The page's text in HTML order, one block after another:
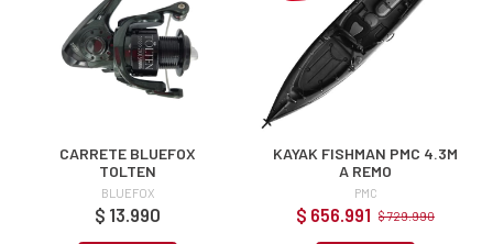
JUGAR
CARRETE BLUEFOX
TOLTEN
BLUEFOX
$ 13.990
KAYAK FISHMAN PMC 4.3M
A REMO
PMC
$ 656.991 $ 729.990